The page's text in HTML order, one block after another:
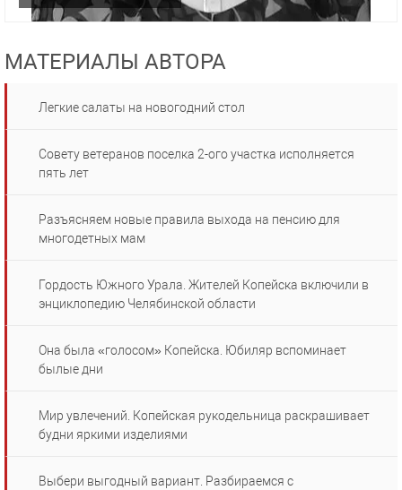
МАТЕРИАЛЫ АВТОРА
Легкие салаты на новогодний стол
Совету ветеранов поселка 2-ого участка исполняется
пять лет
Разъясняем новые правила выхода на пенсию для
многодетных мам
Гордость Южного Урала. Жителей Копейска включили в
энциклопедию Челябинской области
Она была «голосом» Копейска. Юбиляр вспоминает
былые дни
Мир увлечений. Копейская рукодельница раскрашивает
будни яркими изделиями
Выбери выгодный вариант. Разбираемся с